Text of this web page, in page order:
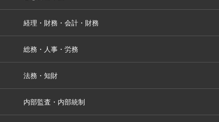
経理・財務・会計・財務
総務・人事・労務
法務・知財
内部監査・内部統制